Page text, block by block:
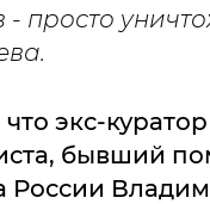
- просто
экс-куратор
бывший
России